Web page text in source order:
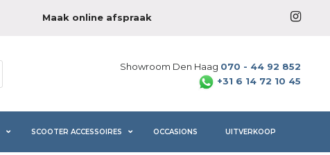
Maak online afspraak
Showroom Den Haag 070 - 44 92 852
+31 6 14 72 10 45
SCOOTER ACCESSOIRES OCCASIONS UITVERKOOP